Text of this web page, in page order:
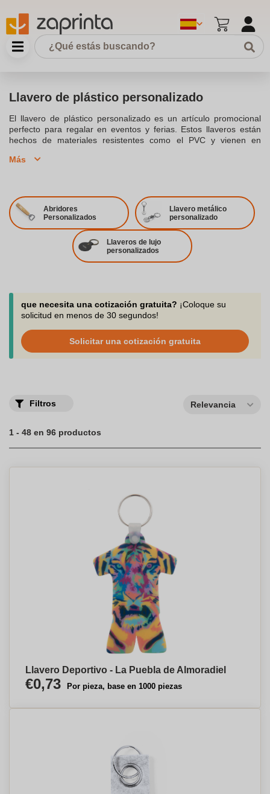
Llavero de plástico personalizado
El llavero de plástico personalizado es un artículo promocional
perfecto para regalar en eventos y ferias. Estos llaveros están
hechos de materiales resistentes como el PVC y vienen en
realizarse a doble cara, permitiendo imprimir el logotipo de tu
promocionar tu marca de manera efectiva.
Más
Abridores
Personalizados
Llavero metálico
personalizado
Llaveros de lujo
personalizados
que necesita una cotización gratuita? ¡Coloque su
solicitud en menos de 30 segundos!
Solicitar una cotización gratuita
Filtros Relevancia
1 - 48 en 96 productos
Llavero Deportivo - La Puebla de Almoradiel
€0,73 Por pieza, base en 1000 piezas